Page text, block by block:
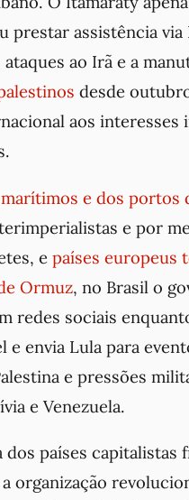
prestar assistência via
ao Irã e a
desde
aos interesses
e dos portos
e por
e países europeus
Ormuz, no Brasil o
redes sociais
e envia Lula para
e pressões
e Venezuela.
países
organização